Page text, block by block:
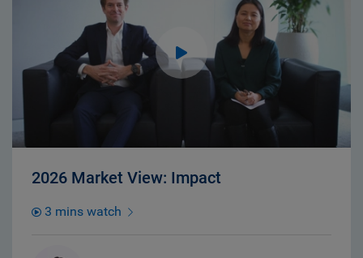
2026 Market View: Impact
3 mins watch